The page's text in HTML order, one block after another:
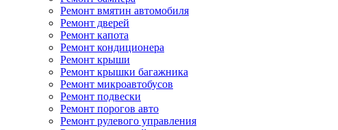
Ремонт вмятин автомобиля
Ремонт дверей
Ремонт капота
Ремонт кондиционера
Ремонт крыши
Ремонт крышки багажника
Ремонт микроавтобусов
Ремонт подвески
Ремонт порогов авто
Ремонт рулевого управления